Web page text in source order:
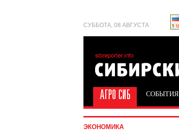
СУББОТА, 08 АВГУСТА
СОБЫТИЯ
ЭКОНОМИКА